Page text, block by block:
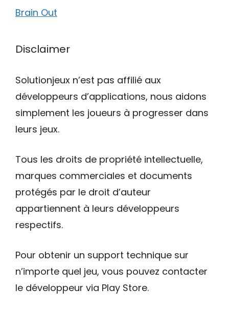
Brain Out
Disclaimer
Solutionjeux n’est pas affilié aux
développeurs d’applications, nous aidons
simplement les joueurs à progresser dans
leurs jeux.
Tous les droits de propriété intellectuelle,
marques commerciales et documents
protégés par le droit d’auteur
appartiennent à leurs développeurs
respectifs.
Pour obtenir un support technique sur
n’importe quel jeu, vous pouvez contacter
le développeur via Play Store.